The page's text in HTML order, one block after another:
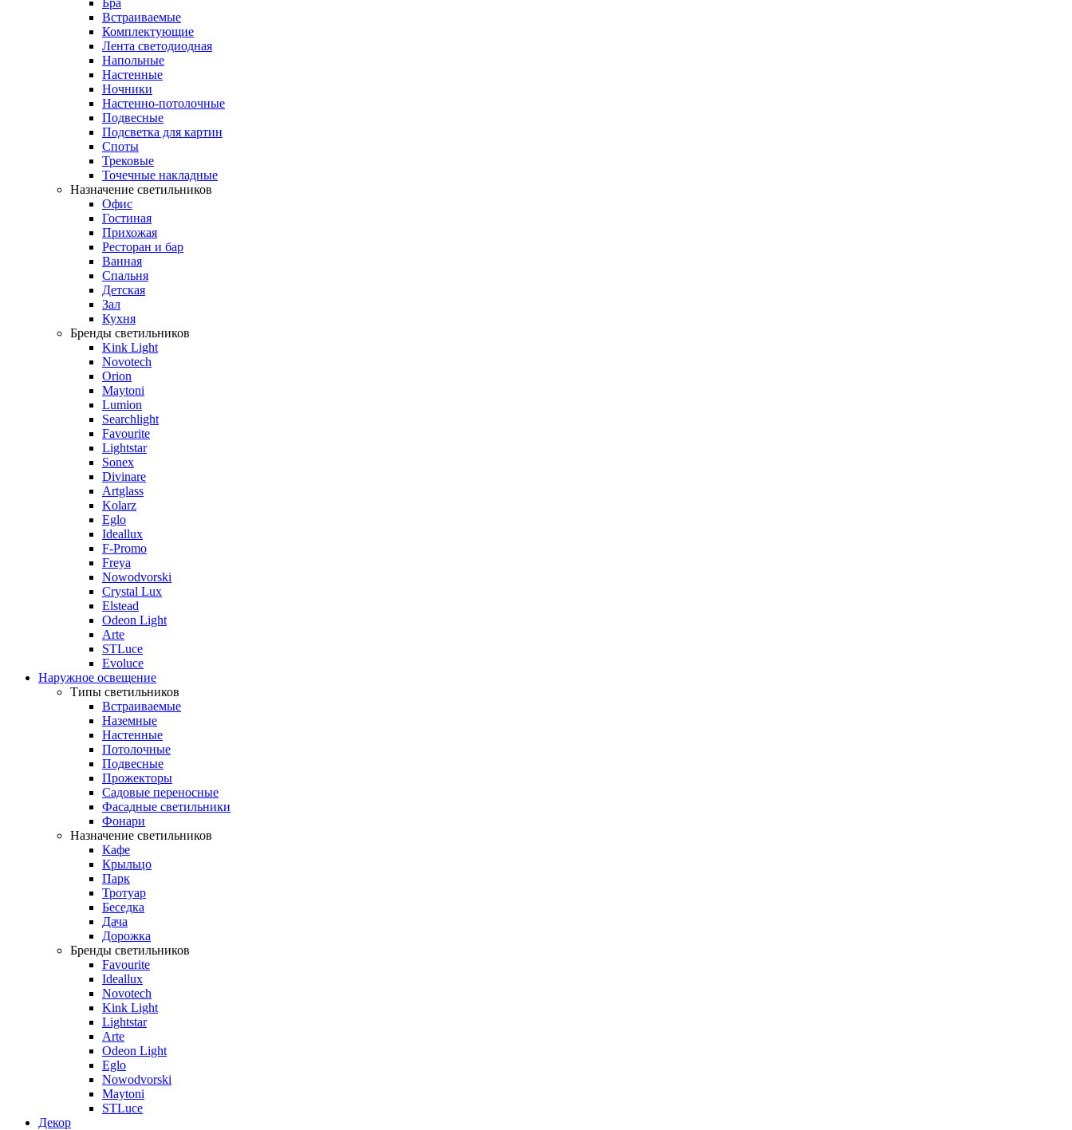
Бра
Встраиваемые
Комплектующие
Лента светодиодная
Напольные
Настенные
Ночники
Настенно-потолочные
Подвесные
Подсветка для картин
Споты
Трековые
Точечные накладные
Назначение светильников
Офис
Гостиная
Прихожая
Ресторан и бар
Ванная
Спальня
Детская
Зал
Кухня
Бренды светильников
Kink Light
Novotech
Orion
Maytoni
Lumion
Searchlight
Favourite
Lightstar
Sonex
Divinare
Artglass
Kolarz
Eglo
Ideallux
F-Promo
Freya
Nowodvorski
Crystal Lux
Elstead
Odeon Light
Arte
STLuce
Evoluce
Наружное освещение
Типы светильников
Встраиваемые
Наземные
Настенные
Потолочные
Подвесные
Прожекторы
Садовые переносные
Фасадные светильники
Фонари
Назначение светильников
Кафе
Крыльцо
Парк
Тротуар
Беседка
Дача
Дорожка
Бренды светильников
Favourite
Ideallux
Novotech
Kink Light
Lightstar
Arte
Odeon Light
Eglo
Nowodvorski
Maytoni
STLuce
Декор